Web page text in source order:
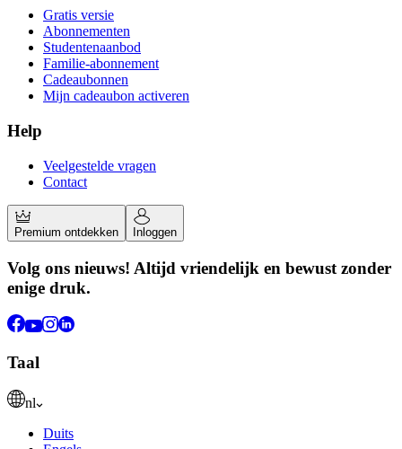
Gratis versie
Abonnementen
Studentenaanbod
Familie-abonnement
Cadeaubonnen
Mijn cadeaubon activeren
Help
Veelgestelde vragen
Contact
Premium ontdekken Inloggen
Volg ons nieuws! Altijd vriendelijk en bewust zonder
enige druk.
Taal
nl
Duits